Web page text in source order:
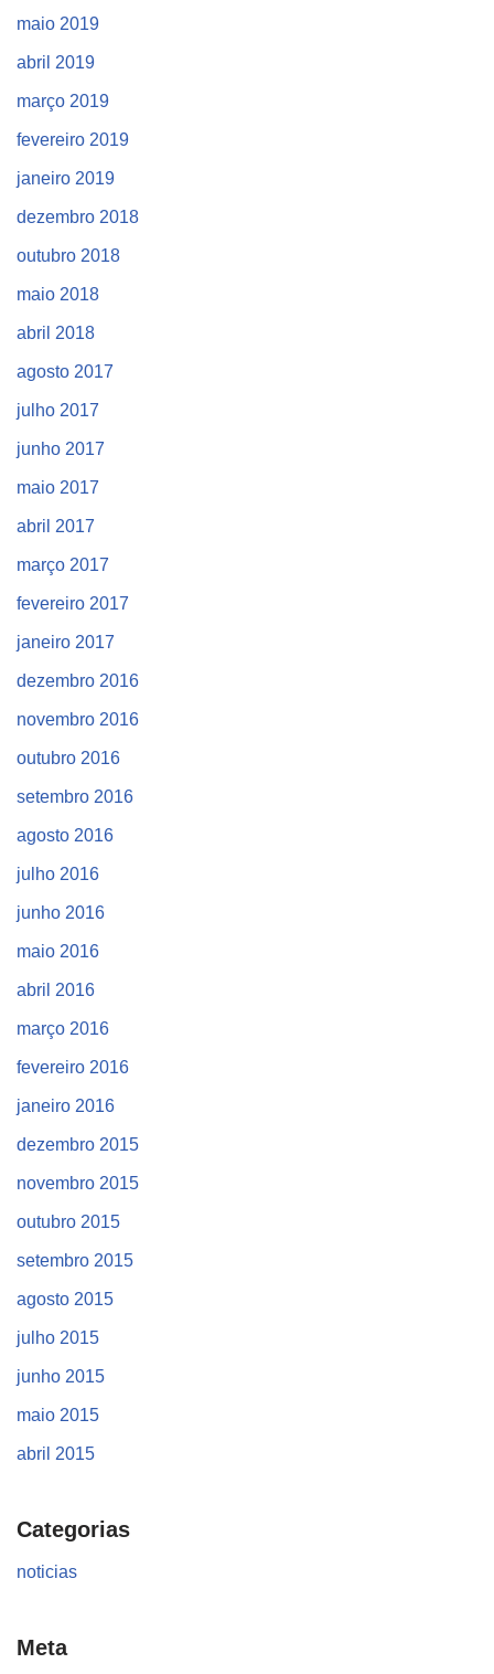
maio 2019
abril 2019
março 2019
fevereiro 2019
janeiro 2019
dezembro 2018
outubro 2018
maio 2018
abril 2018
agosto 2017
julho 2017
junho 2017
maio 2017
abril 2017
março 2017
fevereiro 2017
janeiro 2017
dezembro 2016
novembro 2016
outubro 2016
setembro 2016
agosto 2016
julho 2016
junho 2016
maio 2016
abril 2016
março 2016
fevereiro 2016
janeiro 2016
dezembro 2015
novembro 2015
outubro 2015
setembro 2015
agosto 2015
julho 2015
junho 2015
maio 2015
abril 2015
Categorias
noticias
Meta